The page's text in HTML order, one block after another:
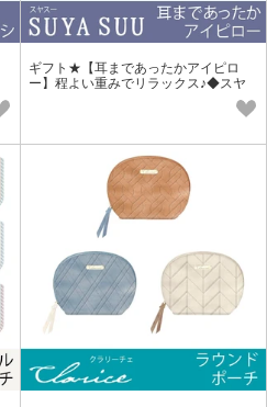
ギフト★【耳まであったかアイピロ
ー】程よい重みでリラックス♪◆スヤ